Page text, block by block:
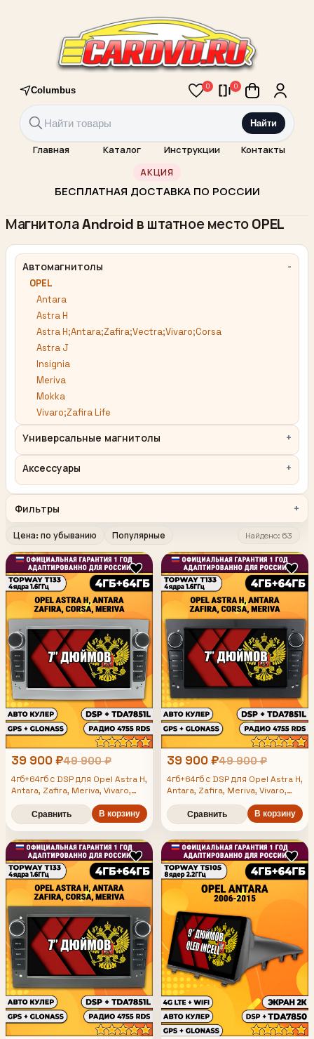
Columbus 0 0
Найти
Главная Каталог Инструкции Контакты
АКЦИЯ
БЕСПЛАТНАЯ ДОСТАВКА ПО РОССИИ
Магнитола Android в штатное место OPEL
Автомагнитолы
OPEL
Antara
Astra H
Astra H;Antara;Zafira;Vectra;Vivaro;Corsa
Astra J
Insignia
Meriva
Mokka
Vivaro;Zafira Life
Универсальные магнитолы
Аксессуары
Фильтры
Цена: по убыванию Популярные Найдено: 63
39 900 ₽49 900 ₽
4гб+64гб с DSP для Opel Astra H,
Antara, Zafira, Meriva, Vivaro,
Vectra, Android магнитола,
усилитель звука TDA7851, цвет
серебро
Сравнить В корзину
39 900 ₽49 900 ₽
4гб+64гб с DSP для Opel Astra H,
Antara, Zafira, Meriva, Vivaro,
Vectra, Android магнитола,
усилитель звука TDA7851, цвет
черный
Сравнить В корзину